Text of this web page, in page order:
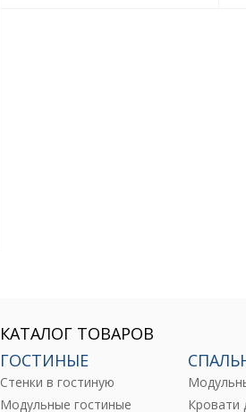
КАТАЛОГ ТОВАРОВ
ГОСТИНЫЕ
Стенки в гостиную
Модульные гостиные
Кровати